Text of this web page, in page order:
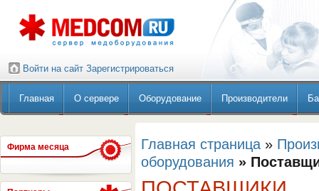
Войти на сайт Зарегистрироваться
Главная О сервере Оборудование Производители
Фирма месяца Главная страница »
оборудования »